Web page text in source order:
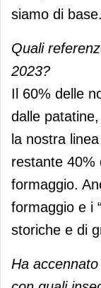
siamo di base.
Quali
2023?
Il 60% delle
dalle
la nostra
restante 40%
formaggio.
formaggio e i
storiche e di
Ha